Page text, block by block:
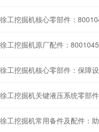
徐工挖掘机原厂配件：
徐工挖掘机核心零部件：保障
徐工挖掘机关键液压系统零部
徐工挖掘机常用备件及配件：